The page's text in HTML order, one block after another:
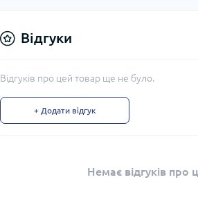
Відгуки
Відгуків про цей товар ще не було.
+ Додати відгук
Немає відгуків про